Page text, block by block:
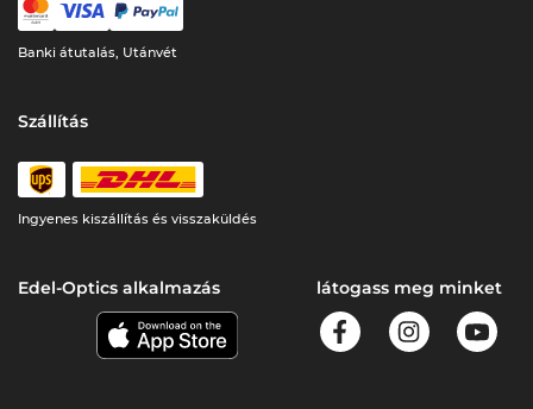
Banki átutalás, Utánvét
Szállítás
Ingyenes kiszállítás és visszaküldés
Edel-Optics alkalmazás látogass meg minket